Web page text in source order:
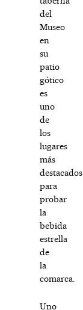
del
Museo
en
su
patio
gótico
es
uno
de
los
lugares
más
destacados
para
probar
la
bebida
estrella
de
la
comarca.
Uno